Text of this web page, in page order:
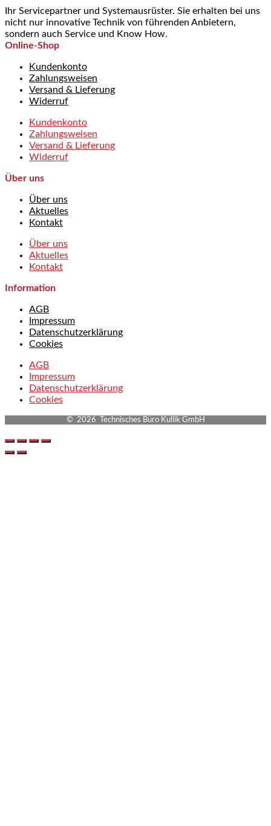
Ihr Servicepartner und Systemausrüster. Sie erhalten bei uns
nicht nur innovative Technik von führenden Anbietern,
sondern auch Service und Know How.
Online-Shop
Kundenkonto
Zahlungsweisen
Versand & Lieferung
Widerruf
Kundenkonto
Zahlungsweisen
Versand & Lieferung
Widerruf
Über uns
Über uns
Aktuelles
Kontakt
Über uns
Aktuelles
Kontakt
Information
AGB
Impressum
Datenschutzerklärung
Cookies
AGB
Impressum
Datenschutzerklärung
Cookies
© 2026 Technisches Büro Kullik GmbH